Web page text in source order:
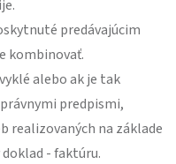
predávajúcim
kombinovať.
alebo ak je tak
predpismi,
realizovaných na základe
- faktúru.